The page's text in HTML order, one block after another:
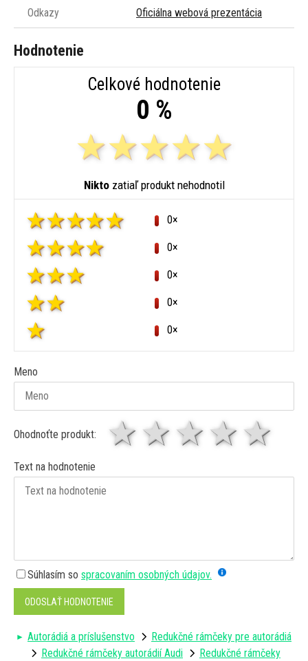
Odkazy Oficiálna webová prezentácia
Hodnotenie
Celkové hodnotenie
0 %
Niktozatiaľ produkt nehodnotil
0×
0×
0×
0×
0×
Meno
Ohodnoťte produkt: 4
3
2 hviezdy
1 hviezda
Text na hodnotenie
Súhlasím so spracovaním osobných údajov.
ODOSLAŤ HODNOTENIE
Autorádiá a príslušenstvo
Redukčné rámčeky pre autorádiá
Redukčné rámčeky autorádií Audi
Redukčné rámčeky